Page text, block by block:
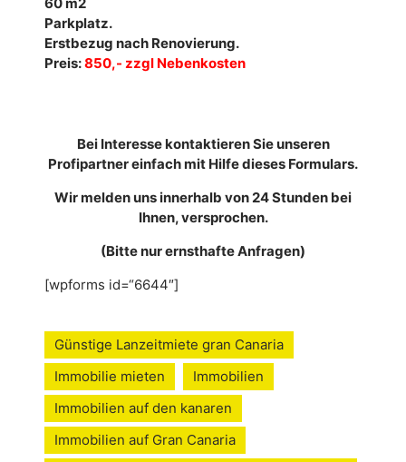
Parkplatz.
Erstbezug nach Renovierung.
Preis:850,- zzgl Nebenkosten
Bei Interesse kontaktieren Sie unseren
Profipartner einfach mit Hilfe dieses Formulars.
Wir melden uns innerhalb von 24 Stunden bei
Ihnen, versprochen.
(Bitte nur ernsthafte Anfragen)
[wpforms id=“6644″]
Günstige Lanzeitmiete gran Canaria
Immobilie mieten
Immobilien
Immobilien auf den kanaren
Immobilien auf Gran Canaria